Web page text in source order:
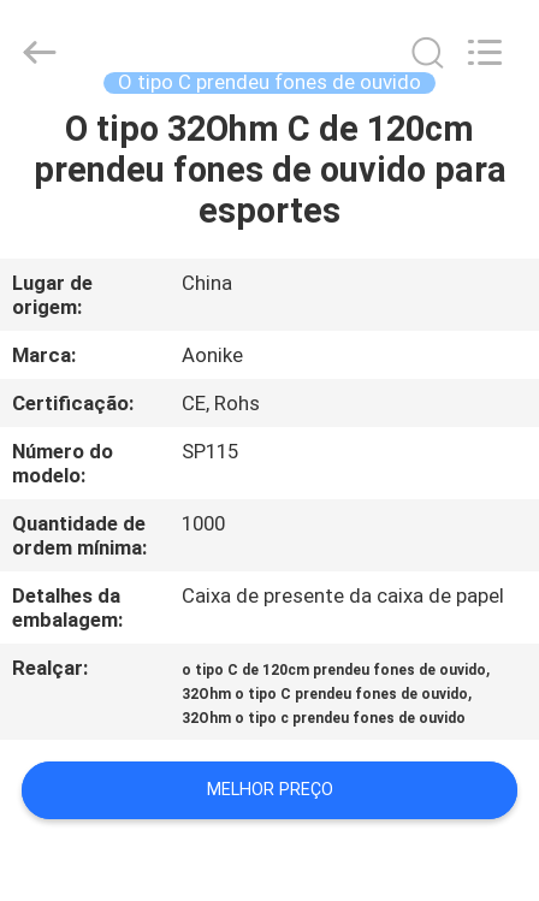
CASA
SOBRE
NÓS
EXCURSÃO
DA
FÁBRICA
CONTROLE
DA
QUALIDADE
CONTACTE-
NOS
PEÇA
Shengpai
Electronics
O tipo C prendeu fones de ouvido
O tipo 32Ohm C de 120cm
prendeu fones de ouvido para
esportes
Lugar de
origem:
China
Marca:
Aonike
Certificação:
CE, Rohs
Número do
modelo:
SP115
Quantidade de
ordem mínima:
1000
Detalhes da
embalagem:
Caixa de presente da caixa de papel
Realçar: o tipo C de 120cm prendeu fones de ouvido,
32Ohm o tipo C prendeu fones de ouvido,
32Ohm o tipo c prendeu fones de ouvido
MELHOR PREÇO